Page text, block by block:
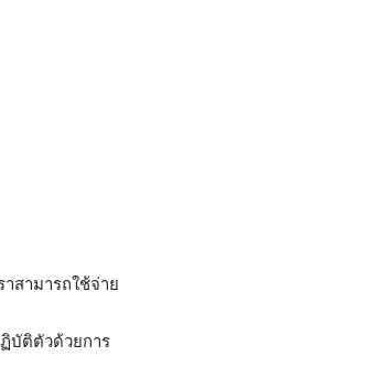
สามารถใช้จ่าย
บัติตัวด้วยการ